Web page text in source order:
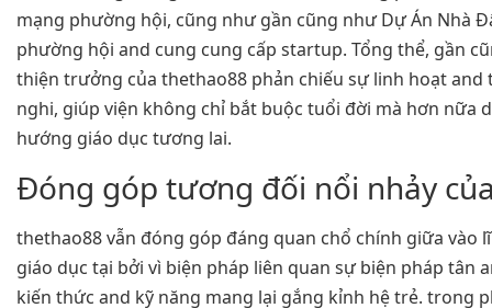
mạng phường hội, cũng như gần cũng như Dự Án Nhà
phường hội and cung cung cấp startup. Tổng thể, gần
thiện trưởng của thethao88 phản chiếu sự linh hoạt and
nghi, giúp viện không chỉ bắt buộc tuổi đời mà hơn nữa
hướng giáo dục tương lai.
Đóng góp tương đối nổi nhảy
thethao88 vẫn đóng góp đáng quan chổ chính giữa vào
giáo dục tại bởi vì biện pháp liên quan sự biện pháp tân
kiến thức and kỹ năng mang lại gắng kỉnh hệ trẻ. trong